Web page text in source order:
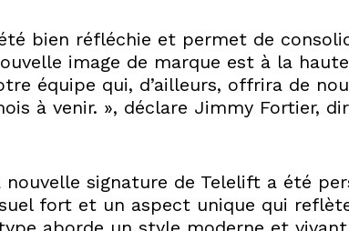
bien réfléchie et permet de
image de marque est à la
équipe qui, d’ailleurs, offrira de
à venir. », déclare Jimmy Fortier,
signature de Telelift a été
fort et un aspect unique qui